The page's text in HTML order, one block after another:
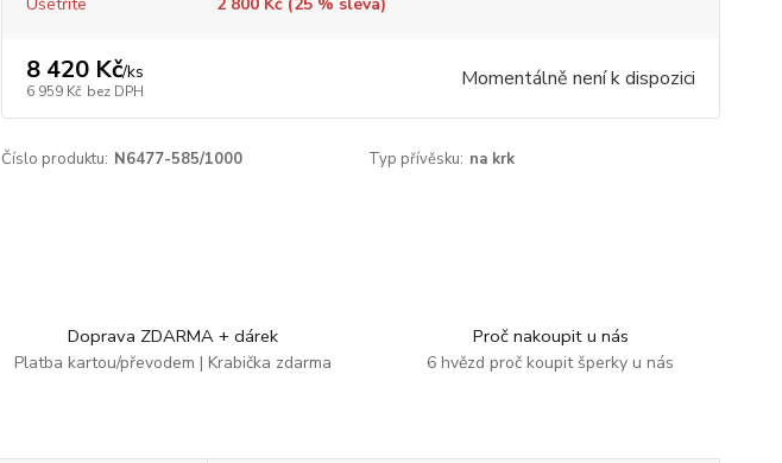
8 420 Kč/ks
6 959 Kč bez DPH Momentálně není k dispozici
Číslo produktu: N6477-585/1000 Typ přívěsku: na krk
Doprava ZDARMA + dárek
Platba kartou/převodem | Krabička zdarma
Proč nakoupit u nás
6 hvězd proč koupit šperky u nás